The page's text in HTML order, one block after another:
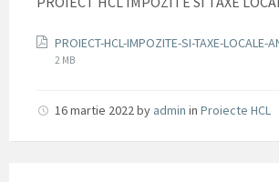
Documente
PROIECT-HCL-IMPOZITE-SI-TAXE-LOCALE-
2 MB
16 martie 2022by admin in Proiecte HCL